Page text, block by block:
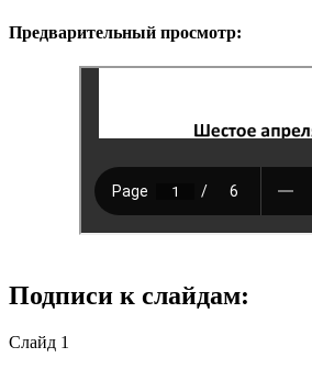
Предварительный просмотр:
Подписи к слайдам:
Слайд 1